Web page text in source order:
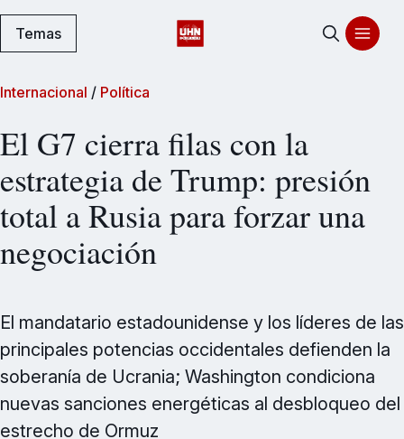
Temas
Internacional / Política
El G7 cierra filas con la
estrategia de Trump: presión
total a Rusia para forzar una
negociación
El mandatario estadounidense y los líderes de las
principales potencias occidentales defienden la
soberanía de Ucrania; Washington condiciona
nuevas sanciones energéticas al desbloqueo del
estrecho de Ormuz